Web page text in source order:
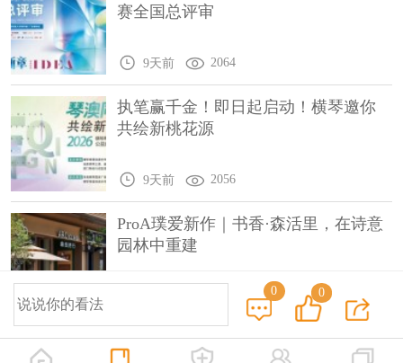
赛全国总评审
9天前 2064
执笔赢千金！即日起启动！横琴邀你
共绘新桃花源
9天前 2056
ProA璞爱新作｜书香·森活里，在诗意
园林中重建
0 0
© 2014-2025 中国设计之窗 www.333cn.com 版权所有